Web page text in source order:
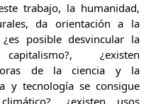
trabajo, la humanidad,
da orientación a la
posible desvincular la
¿existen
de la ciencia y la
y tecnología se consigue
¿existen usos